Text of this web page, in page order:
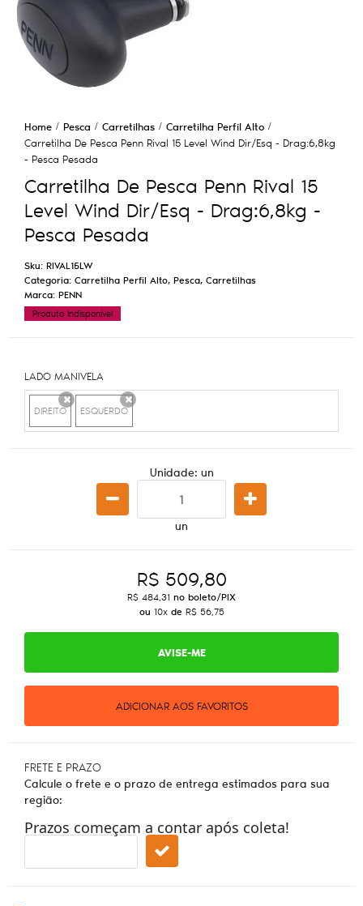
Home Pesca Carretilhas
Carretilha Perfil Alto
Carretilha De Pesca Penn Rival 15 Level Wind Dir/Esq - Drag:6,8kg
- Pesca Pesada
Carretilha De Pesca Penn Rival 15
Level Wind Dir/Esq - Drag:6,8kg -
Pesca Pesada
Sku: RIVAL15LW
Categoria: Carretilha Perfil Alto, Pesca, Carretilhas
Marca: PENN
Produto Indisponível
LADO MANIVELA
DIREITO
x ESQUERDO
x
Unidade: un
un
R$ 509,80
R$ 484,31 no boleto/PIX
ou 10xde R$ 56,75
AVISE-ME
ADICIONAR AOS FAVORITOS
FRETE E PRAZO
Calcule o frete e o prazo de entrega estimados para sua
região:
Prazos começam a contar após coleta!